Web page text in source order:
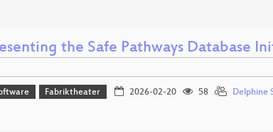
the Safe Pathways Database
Fabriktheater 2026-02-20 58 Delphine